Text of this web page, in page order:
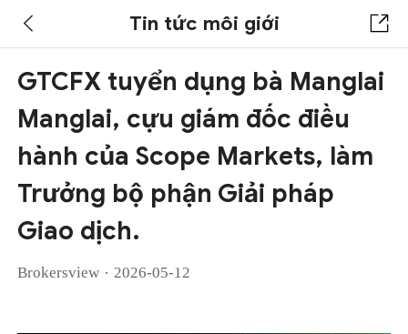
Tin tức môi giới
GTCFX tuyển dụng bà Manglai
Manglai, cựu giám đốc điều
hành của Scope Markets, làm
Trưởng bộ phận Giải pháp
Giao dịch.
Brokersview · 2026-05-12